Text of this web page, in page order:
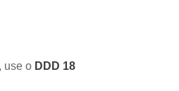
use o DDD 18